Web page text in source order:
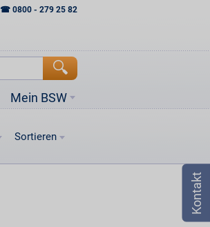
☎ 0800 - 279 25 82
Mein BSW
Sortieren